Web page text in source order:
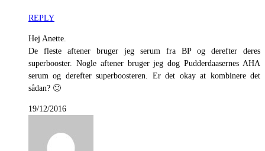
REPLY
Hej Anette.
De fleste aftener bruger jeg serum fra BP og derefter deres
superbooster. Nogle aftener bruger jeg dog Pudderdaasernes AHA
serum og derefter superboosteren. Er det okay at kombinere det
sådan? 🙂
19/12/2016